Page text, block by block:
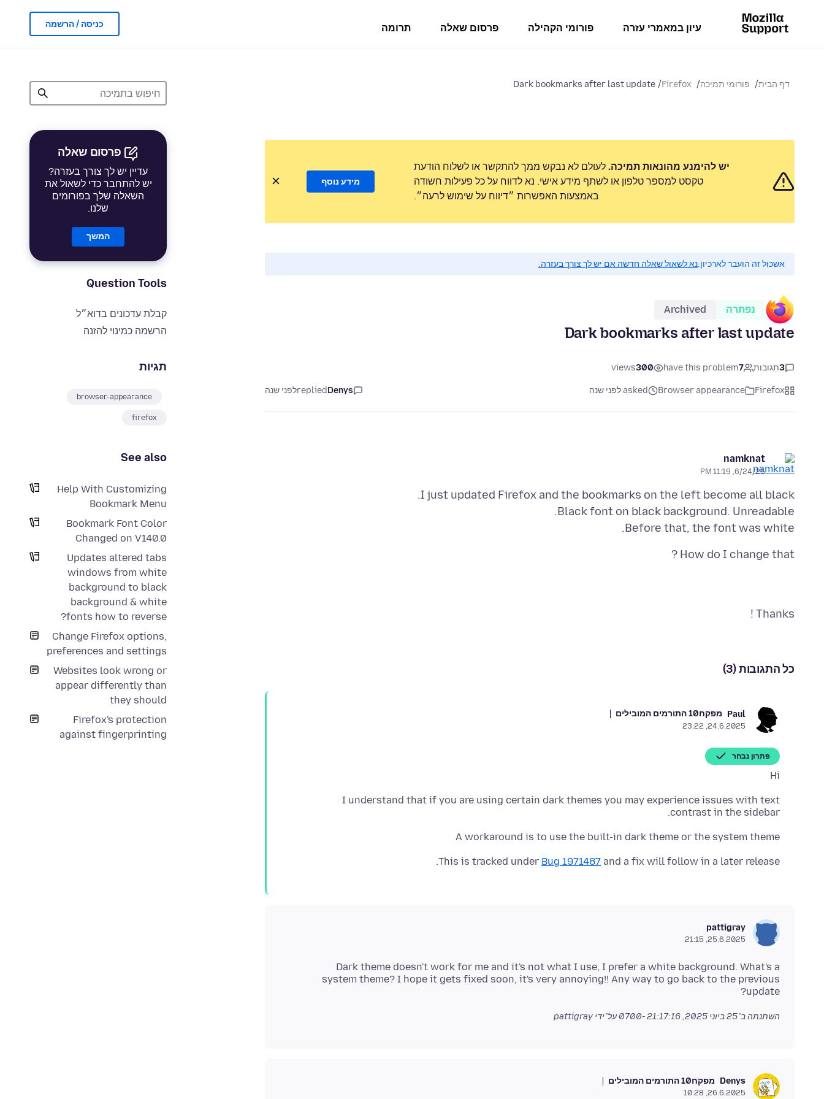
עיון במאמרי עזרה פורומי הקהילה פרסום שאלה תרומה כניסה / הרשמה
דף הבית פורומי תמיכה Firefox
Dark bookmarks after last update
פרסום שאלה
עדיין יש לך צורך בעזרה?
יש להתחבר כדי לשאול את
השאלה שלך בפורומים
שלנו.
המשך
Question Tools
קבלת עדכונים בדוא״ל
הרשמה כמינוי להזנה
תגיות
browser-appearance
firefox
See also
Help With Customizing
Bookmark Menu
Bookmark Font Color
Changed on V140.0
Updates altered tabs
windows from white
background to black
background & white
fonts how to reverse?
Change Firefox options,
preferences and settings
Websites look wrong or
appear differently than
they should
Firefox's protection
against fingerprinting
יש להימנע מהונאות תמיכה. לעולם לא נבקש ממך להתקשר או לשלוח הודעת
טקסט למספר טלפון או לשתף מידע אישי. נא לדווח על כל פעילות חשודה
באמצעות האפשרות ״דיווח על שימוש לרעה״.
מידע נוסף
אשכול זה הועבר לארכיון.נא לשאול שאלה חדשה אם יש לך צורך בעזרה.
נפתרה Archived
Dark bookmarks after last update
3תגובות 7
have this problem
300
views
Firefox
Browser appearance asked לפני שנה Denys
repliedלפני שנה
namknat
6/24/25, 11:19 PM
Before that, the font was white.
How do I change that ?
Thanks !
כל התגובות (3)
Paul מפקח10 התורמים המובילים
24.6.2025, 23:22
פתרון נבחר
Hi
I understand that if you are using certain dark themes you may experience issues with text
contrast in the sidebar.
A workaround is to use the built-in dark theme or the system theme
This is tracked under Bug 1971487 and a fix will follow in a later release.
pattigray
25.6.2025, 21:15
Dark theme doesn't work for me and it's not what I use, I prefer a white background. What's a
system theme? I hope it gets fixed soon, it's very annoying!! Any way to go back to the previous
update?
השתנתה ב־25 ביוני 2025, 21:17:16 -0700 על־ידי pattigray
Denys מפקח10 התורמים המובילים
26.6.2025, 10:28